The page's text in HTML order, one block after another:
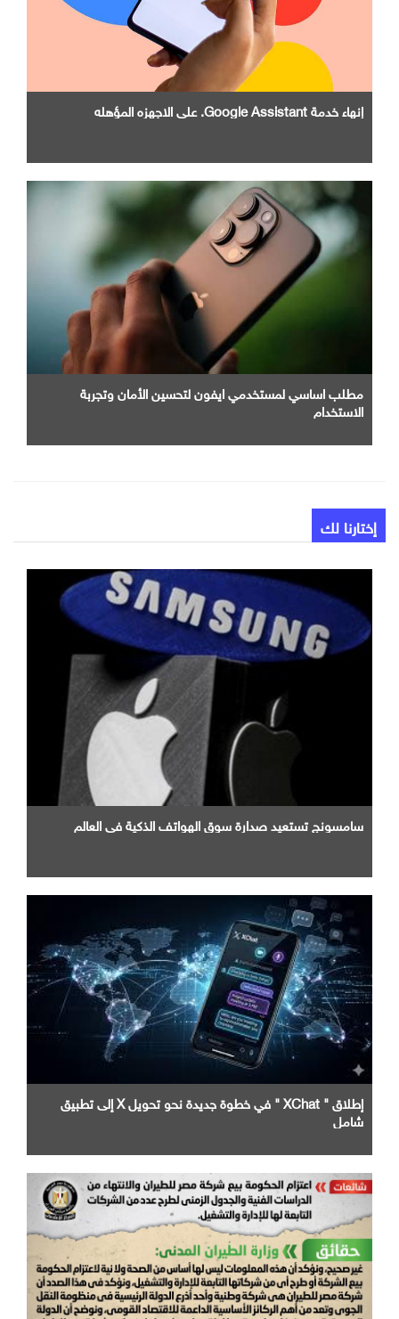
إنهاء خدمة Google Assistant. علي الاجهزه المؤهله
مطلب اساسي لمستخدمي ايفون لتحسين الأمان وتجربة
الاستخدام
إختارنا لك
سامسونج تستعيد صدارة سوق الهواتف الذكية في العالم
إطلاق " XChat " في خطوة جديدة نحو تحويل X إلى تطبيق
شامل